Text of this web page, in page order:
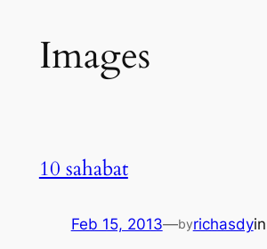
Images
10 sahabat
Feb 15, 2013—byrichasdyin